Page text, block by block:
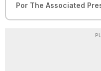
Por The Associated